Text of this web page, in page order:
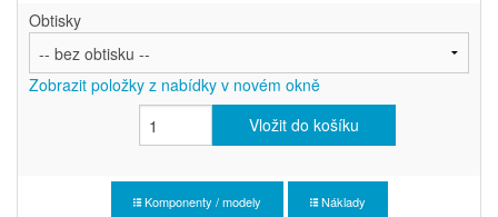
Obtisky
Zobrazit položky z nabídky v novém okně
Vložit do košíku
Komponenty / modely Náklady